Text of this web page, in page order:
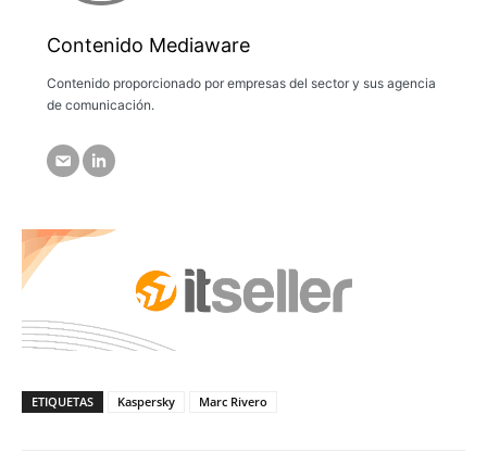
Contenido Mediaware
Contenido proporcionado por empresas del sector y sus agencia
de comunicación.
ETIQUETAS Kaspersky Marc Rivero